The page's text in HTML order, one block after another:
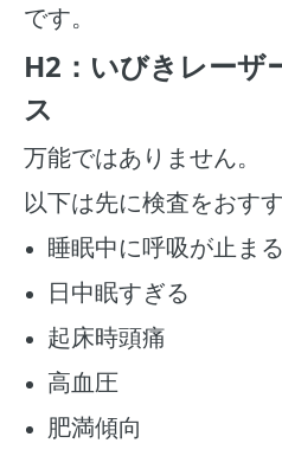
です。
H2：いびきレーザ
ス
万能ではありません。
以下は先に検査をおす
睡眠中に呼吸が止まる
日中眠すぎる
起床時頭痛
高血圧
肥満傾向